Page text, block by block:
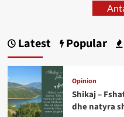
Latest Popular
Opinion
Shikaj –
dhe natyra